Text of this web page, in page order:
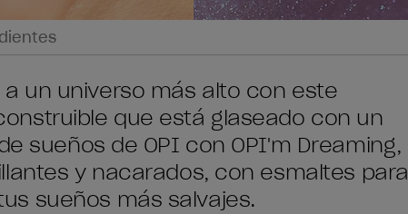
un universo más alto con este
que está glaseado con un
sueños de OPI con OPI'm Dreaming,
y nacarados, con esmaltes para
sueños más salvajes.